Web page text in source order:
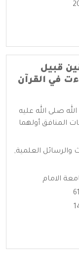
قبيل
في القرآن
صلى الله عليه
المنافق أولهما
والرسائل العلمية,
الامام